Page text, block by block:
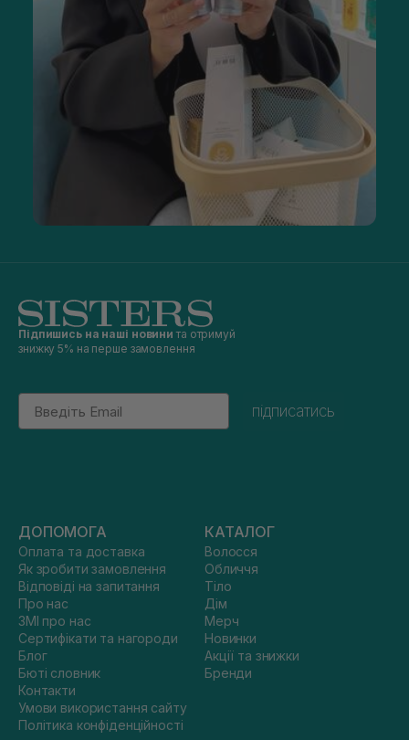
Підпишись на наші новини та отримуй
знижку 5% на перше замовлення
Email
підписатись
ДОПОМОГА
Оплата та доставка
Як зробити замовлення
Відповіді на запитання
Про нас
ЗМІ про нас
Сертифікати та нагороди
Блог
Бюті словник
Контакти
Умови використання сайту
Політика конфіденційності
КАТАЛОГ
Волосся
Обличчя
Тіло
Дім
Мерч
Новинки
Акції та знижки
Бренди